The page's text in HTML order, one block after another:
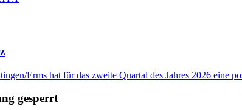
Erms hat für das zweite Quartal des Jahres 2026 eine
gesperrt